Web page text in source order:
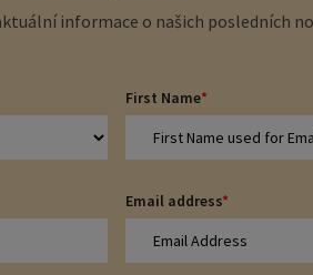
informace o našich posledních
First Name*
Email address*